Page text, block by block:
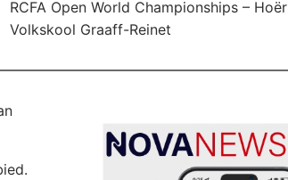
RCFA Open World Championships – Hoër
Volkskool Graaff-Reinet